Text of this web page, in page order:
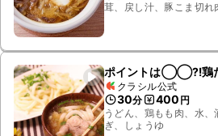
茸、戻し汁、豚こま切れ
ポイントは◯◯⁈鶏
クラシル公式
30分 400 円
うどん、鶏もも肉、水
ぎ、しょうゆ